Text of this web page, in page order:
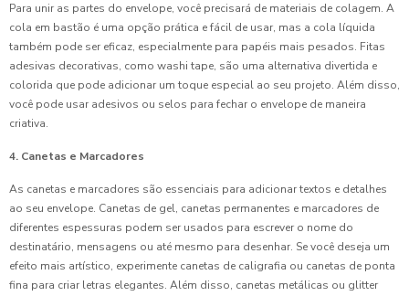
Para unir as partes do envelope, você precisará de materiais de colagem. A
cola em bastão é uma opção prática e fácil de usar, mas a cola líquida
também pode ser eficaz, especialmente para papéis mais pesados. Fitas
adesivas decorativas, como washi tape, são uma alternativa divertida e
colorida que pode adicionar um toque especial ao seu projeto. Além disso,
você pode usar adesivos ou selos para fechar o envelope de maneira
criativa.
4. Canetas e Marcadores
As canetas e marcadores são essenciais para adicionar textos e detalhes
ao seu envelope. Canetas de gel, canetas permanentes e marcadores de
diferentes espessuras podem ser usados para escrever o nome do
destinatário, mensagens ou até mesmo para desenhar. Se você deseja um
efeito mais artístico, experimente canetas de caligrafia ou canetas de ponta
fina para criar letras elegantes. Além disso, canetas metálicas ou glitter